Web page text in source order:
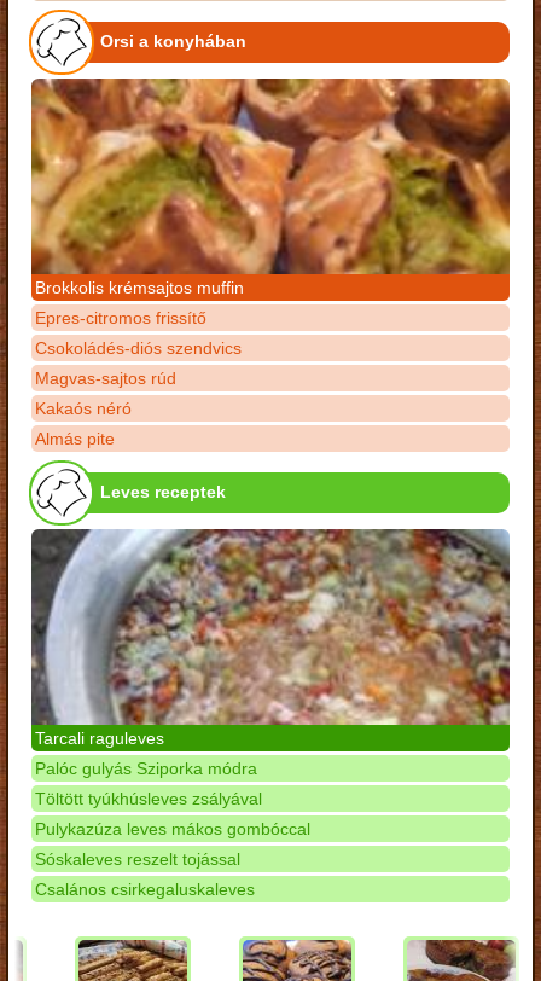
Orsi a konyhában
Brokkolis krémsajtos muffin
Epres-citromos frissítő
Csokoládés-diós szendvics
Magvas-sajtos rúd
Kakaós néró
Almás pite
Leves receptek
Tarcali raguleves
Palóc gulyás Sziporka módra
Töltött tyúkhúsleves zsályával
Pulykazúza leves mákos gombóccal
Sóskaleves reszelt tojással
Csalános csirkegaluskaleves